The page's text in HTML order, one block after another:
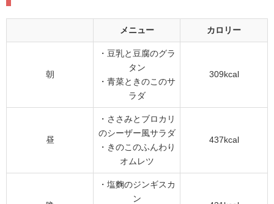
メニュー カロリー
朝
・豆乳と豆腐のグラ
タン
・青菜ときのこのサ
ラダ
309kcal
昼
・ささみとブロカリ
のシーザー風サラダ
・きのこのふんわり
オムレツ
437kcal
・塩麴のジンギスカ
ン